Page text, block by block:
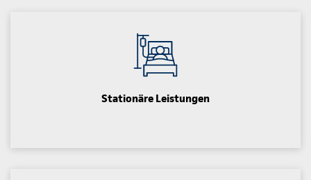
Stationäre Leistungen